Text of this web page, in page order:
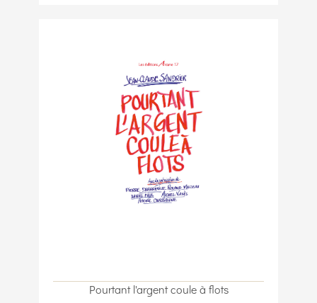
Pourtant l'argent coule à flots